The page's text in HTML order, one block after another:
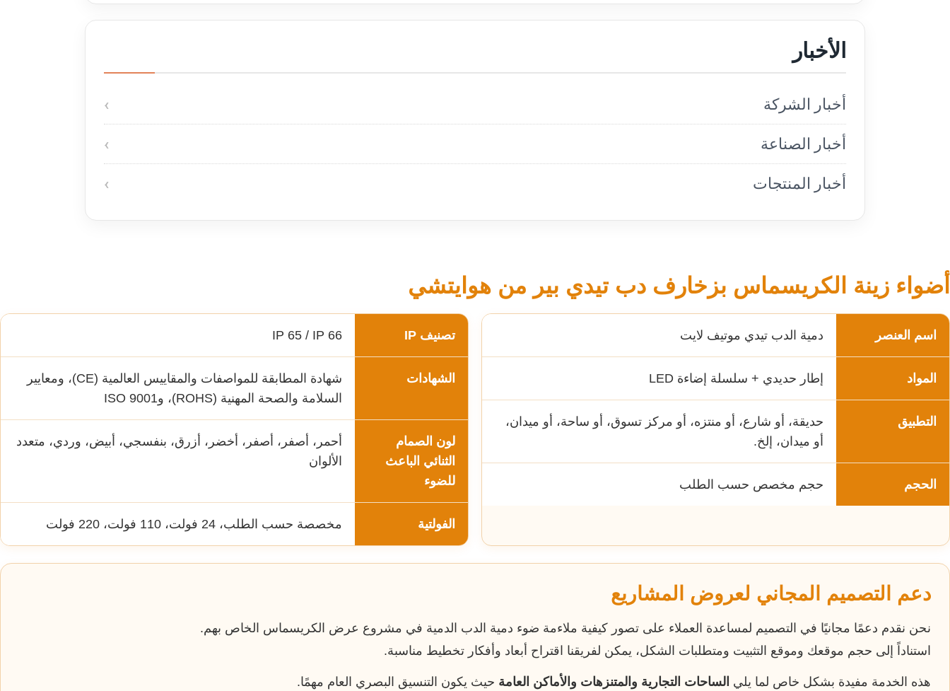
الأخبار
أخبار الشركة
أخبار الصناعة
أخبار المنتجات
أضواء زينة الكريسماس بزخارف دب تيدي بير من هوايتشي
اسم العنصر دمية الدب تيدي موتيف لايت
المواد إطار حديدي + سلسلة إضاءة LED
التطبيق
حديقة، أو شارع، أو منتزه، أو مركز تسوق، أو ساحة، أو ميدان،
أو ميدان، إلخ.
الحجم حجم مخصص حسب الطلب
تصنيف IP IP 65 / IP 66
الشهادات
شهادة المطابقة للمواصفات والمقاييس العالمية (CE)، ومعايير
السلامة والصحة المهنية (ROHS)، وISO 9001
لون الصمام
الثنائي الباعث
للضوء
أحمر، أصفر، أصفر، أخضر، أزرق، بنفسجي، أبيض، وردي، متعدد
الألوان
الفولتية مخصصة حسب الطلب، 24 فولت، 110 فولت، 220 فولت
دعم التصميم المجاني لعروض المشاريع
نحن نقدم دعمًا مجانيًا في التصميم لمساعدة العملاء على تصور كيفية ملاءمة ضوء دمية الدب الدمية في مشروع عرض الكريسماس الخاص بهم.
استناداً إلى حجم موقعك وموقع التثبيت ومتطلبات الشكل، يمكن لفريقنا اقتراح أبعاد وأفكار تخطيط مناسبة.
هذه الخدمة مفيدة بشكل خاص لما يلي الساحات التجارية والمتنزهات والأماكن العامة حيث يكون التنسيق البصري العام مهمًا.